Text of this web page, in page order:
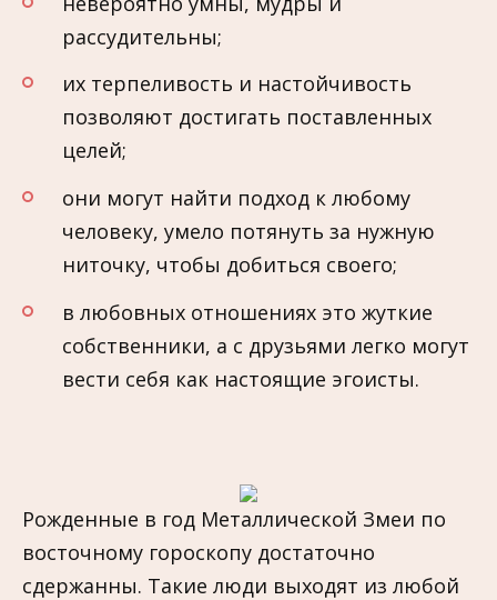
рассудительны;
их терпеливость и настойчивость
позволяют достигать поставленных
целей;
они могут найти подход к любому
человеку, умело потянуть за нужную
ниточку, чтобы добиться своего;
в любовных отношениях это жуткие
собственники, а с друзьями легко могут
вести себя как настоящие эгоисты.
Рожденные в год Металлической Змеи по
восточному гороскопу достаточно
сдержанны. Такие люди выходят из любой